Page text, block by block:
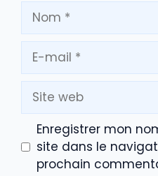
Nom
mail
Site
web
Enregistrer mon
site dans le
prochain